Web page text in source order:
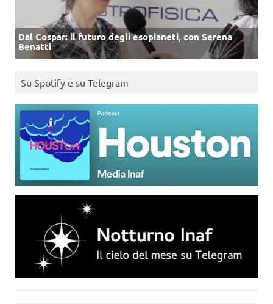
Dal Cospar: il futuro degli esopianeti, con Serena
Benatti
Su Spotify e su Telegram